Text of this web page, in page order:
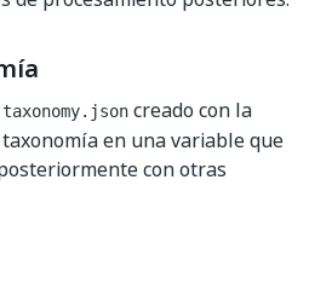
taxonomy.json creado con la
en una variable que
con otras